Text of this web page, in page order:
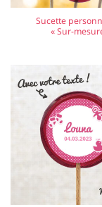
Sucette
« Sur-